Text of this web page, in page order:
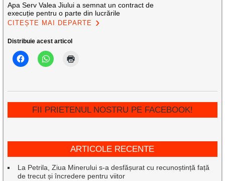
Apa Serv Valea Jiului a semnat un contract de
execuție pentru o parte din lucrările
CITEȘTE MAI DEPARTE
Distribuie acest articol
FII PRIETENUL NOSTRU PE FACEBOOK!
ARTICOLE RECENTE
La Petrila, Ziua Minerului s-a desfășurat cu recunoștință față
de trecut și încredere pentru viitor